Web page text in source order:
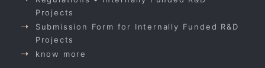
Projects
Submission Form for Internally Funded R&D
Projects
know more